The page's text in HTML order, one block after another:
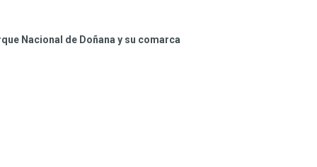
Nacional de Doñana y su comarca